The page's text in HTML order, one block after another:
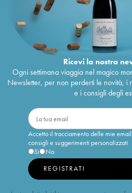
Ricevi la nostra
Ogni settimana viaggia nel magico
Newsletter, per non perderti le novità, i
e i consigli degli
Accetto il tracciamento delle mie
consigli e suggerimenti personalizzati
Sì
No
REGISTRATI